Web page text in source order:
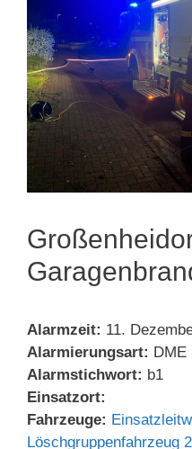
Alarmzeit: 11.
Alarmierungsart: DME
Alarmstichwort: b1
Einsatzort:
Fahrzeuge:
Löschgruppenfahrzeug